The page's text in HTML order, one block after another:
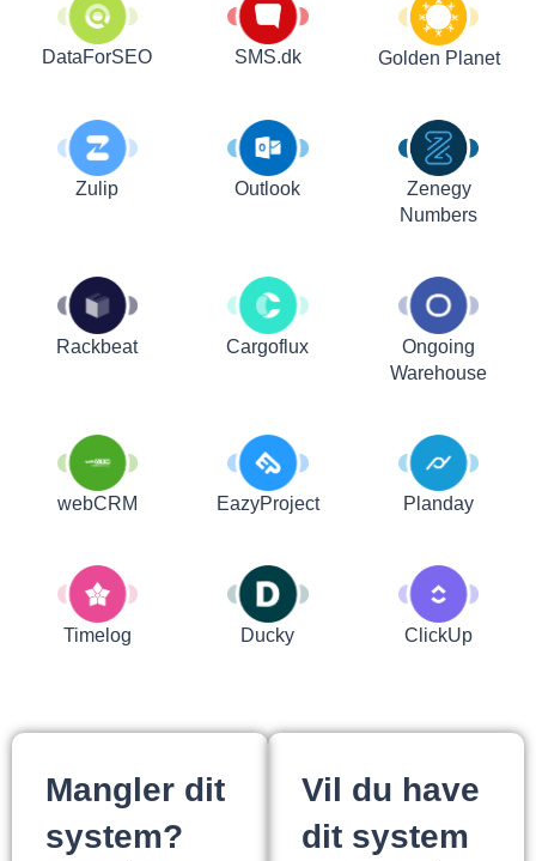
DataForSEO SMS.dk Golden Planet
Zulip Outlook
Zenegy
Numbers
Rackbeat Cargoflux
Ongoing
Warehouse
webCRM EazyProject Planday
Timelog Ducky ClickUp
Mangler dit
system?
Vil du have
dit system